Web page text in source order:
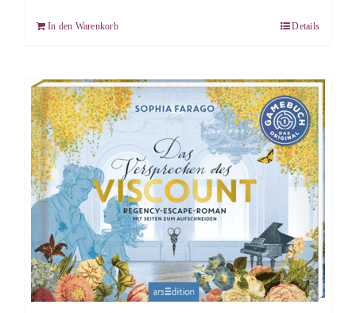
In den Warenkorb Details